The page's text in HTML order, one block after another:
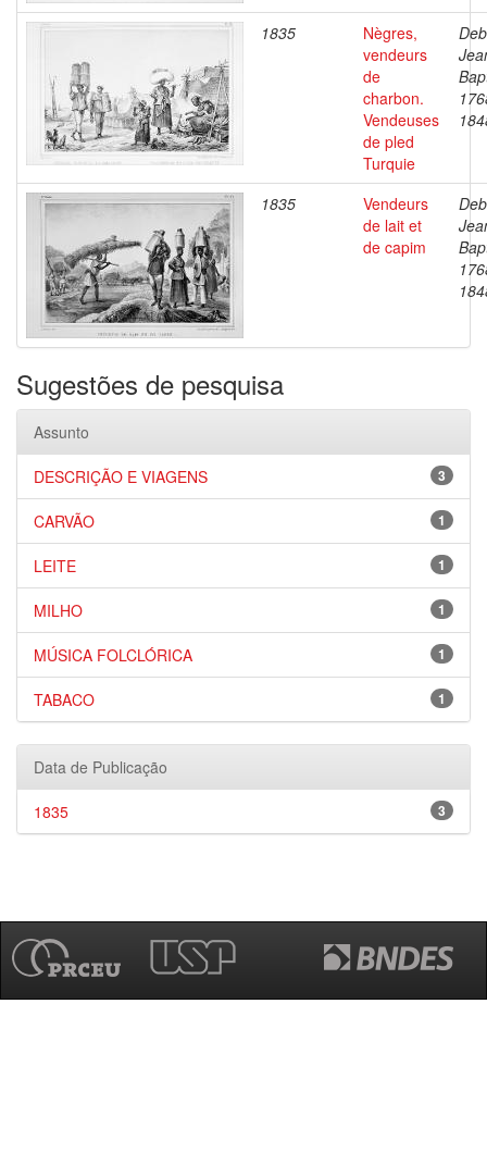
1835
Nègres,
vendeurs
de
charbon.
Vendeuses
de pled
Turquie
1835
Vendeurs
de lait et
de capim
Sugestões de pesquisa
Assunto
3
DESCRIÇÃO E VIAGENS
1
CARVÃO
1
LEITE
1
MILHO
1
MÚSICA FOLCLÓRICA
1
TABACO
Data de Publicação
3
1835